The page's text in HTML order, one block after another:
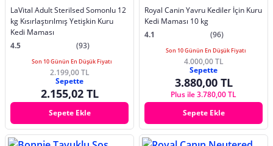
LaVital Adult Sterilsed Somonlu 12
kg Kısırlaştırılmış Yetişkin Kuru
Kedi Maması
4.5
(93)
Son 10 Günün En Düşük Fiyatı
2.199,00 TL
Sepette
2.155,02 TL
Sepete Ekle
Royal Canin Yavru Kediler İçin Kuru
Kedi Maması 10 kg
4.1
(96)
Son 10 Günün En Düşük Fiyatı
4.000,00 TL
Sepette
3.880,00 TL
Plus ile 3.780,00 TL
Sepete Ekle